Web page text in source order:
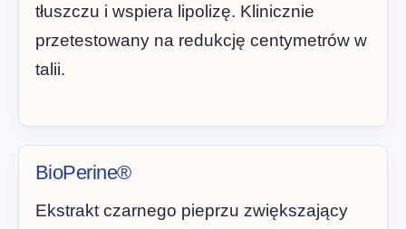
tłuszczu i wspiera lipolizę. Klinicznie
przetestowany na redukcję centymetrów w
talii.
BioPerine®
Ekstrakt czarnego pieprzu zwiększający